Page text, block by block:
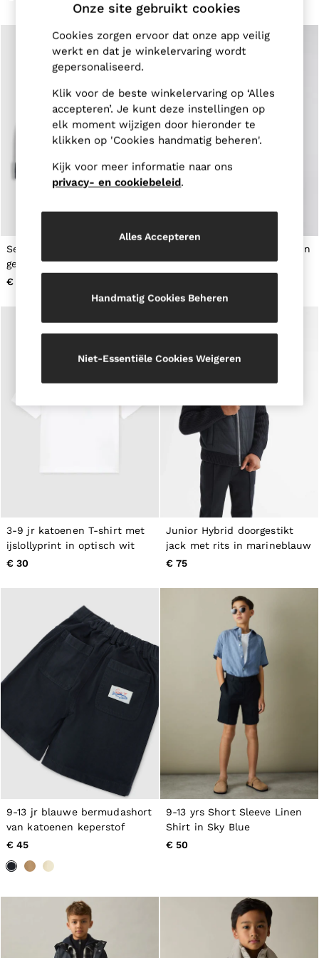
New Arrivals
Pre-Autumn Collection
Wedding Guest & Occasion
Holiday
Shirts
T-Shirts
Polo Shirts
Trousers
Shorts
Swimwear
Suits
Blazers
Knitwear & Jumpers
Leather & Suede Jackets
Sweats, Hoodies & Joggers
All Clothing
Trainers
Formal Shoes
Belts
Bags & Wallets
Socks & Underwear
Linen Collection
Reiss | McLaren Racing
T-Shirts & Polo Shirts
Shorts
Suits & Tailoring
Co-ords
Sweats & Hoodies
All Boys'
98–134cm
Occasionwear
Tops & T-Shirts
Skirts & Shorts
Trousers & Jeans
Knitwear
Sweats & Hoodies
Shoes & Accessories
All Girls'
Occasionwear
OUTLET
WOMEN'S
All Women's Outlet
Dresses
Set van marineblauwe
geribde hoed en sjaal
€ 50
4-9 yrs Ronde hals T-shirt in
marine
3-9 jr katoenen T-shirt met
ijslollyprint in optisch wit
€ 30
Junior Hybrid doorgestikt
jack met rits in marineblauw
€ 75
9-13 jr blauwe bermudashort
van katoenen keperstof
€ 45
9-13 yrs Short Sleeve Linen
Shirt in Sky Blue
€ 50
Onze site gebruikt cookies
Cookies zorgen ervoor dat onze app veilig
werkt en dat je winkelervaring wordt
gepersonaliseerd.
Klik voor de beste winkelervaring op ‘Alles
accepteren’. Je kunt deze instellingen op
elk moment wijzigen door hieronder te
klikken op 'Cookies handmatig beheren'.
Kijk voor meer informatie naar ons
privacy- en cookiebeleid.
Alles Accepteren
Handmatig Cookies Beheren
Niet-Essentiële Cookies Weigeren